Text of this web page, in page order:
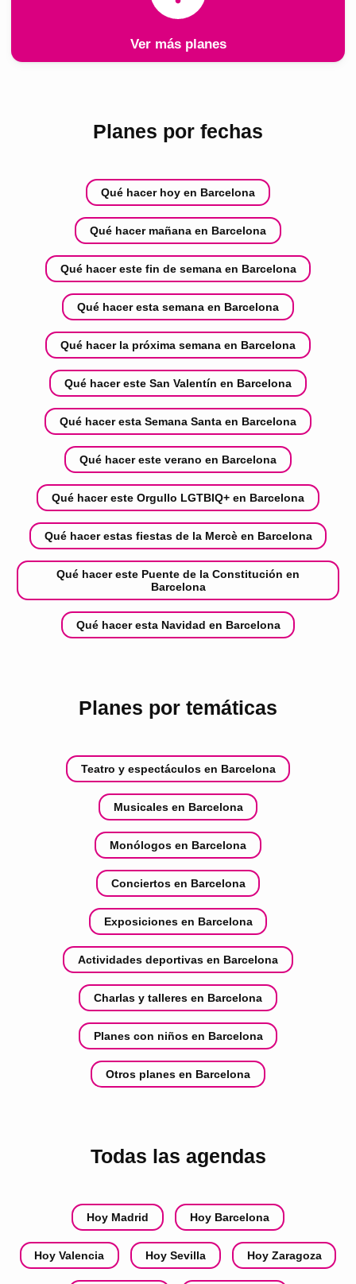
Ver más planes
Planes por fechas
Qué hacer hoy en Barcelona
Qué hacer mañana en Barcelona
Qué hacer este fin de semana en Barcelona
Qué hacer esta semana en Barcelona
Qué hacer la próxima semana en Barcelona
Qué hacer este San Valentín en Barcelona
Qué hacer esta Semana Santa en Barcelona
Qué hacer este verano en Barcelona
Qué hacer este Orgullo LGTBIQ+ en Barcelona
Qué hacer estas fiestas de la Mercè en Barcelona
Qué hacer este Puente de la Constitución en
Barcelona
Qué hacer esta Navidad en Barcelona
Planes por temáticas
Teatro y espectáculos en Barcelona
Musicales en Barcelona
Monólogos en Barcelona
Conciertos en Barcelona
Exposiciones en Barcelona
Actividades deportivas en Barcelona
Charlas y talleres en Barcelona
Planes con niños en Barcelona
Otros planes en Barcelona
Todas las agendas
Hoy Madrid Hoy Barcelona
Hoy Valencia Hoy Sevilla Hoy Zaragoza